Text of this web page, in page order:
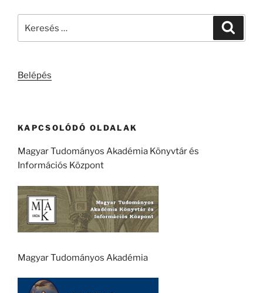
Belépés
KAPCSOLÓDÓ OLDALAK
Magyar Tudományos Akadémia Könyvtár és
Információs Központ
Magyar Tudományos Akadémia